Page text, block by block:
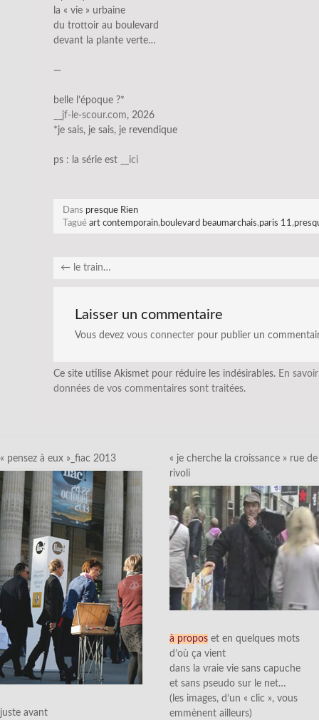
la « vie » urbaine
du trottoir au boulevard
devant la plante verte…
—
belle l’époque ?*
__jf-le-scour.com, 2026
*je sais, je sais, je revendique
ps : la série est __ici
Dans presque Rien
Tagué art contemporain, boulevard beaumarchais,paris 11 ,
← le train…
Laisser un commentaire
Vous devez vous connecter pour publier un
Ce site utilise Akismet pour réduire les indésirables. En
données de vos commentaires sont traitées.
« pensez à eux »_fiac 2013
juste avant
« je cherche la croissance » rue de
rivoli
à propos et en quelques mots
d’où ça vient
dans la vraie vie sans capuche
et sans pseudo sur le net…
(les images, d’un « clic », vous
emmènent ailleurs)